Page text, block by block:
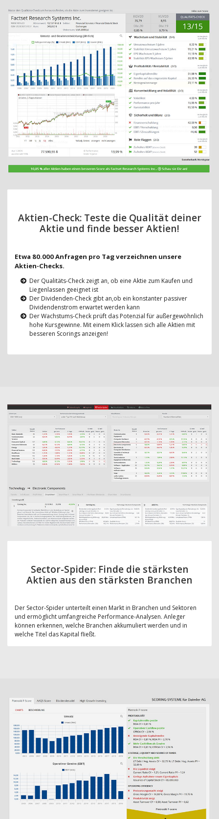
Aktien-Check: Teste die Qualität deiner
Aktie und finde besser Aktien!
Etwa 80.000 Anfragen pro Tag verzeichnen unsere
Aktien-Checks.
Der Qualitäts-Check zeigt an, ob eine Aktie zum Kaufen und
Liegenlassen geeignet ist
Der Dividenden-Check gibt an,ob ein konstanter passiver
Dividendenstrom erwartet werden kann
Der Wachstums-Check prüft das Potenzial für außergewöhnlich
hohe Kursgewinne. Mit einem Klick lassen sich alle Aktien mit
besseren Scorings anzeigen!
Sector-Spider: Finde die stärksten
Aktien aus den stärksten Branchen
Der Sector-Spider unterteilt einen Markt in Branchen und Sektoren
und ermöglicht umfangreiche Performance-Analysen. Anleger
können erkennen, welche Branchen akkumuliert werden und in
welche Titel das Kapital fließt.